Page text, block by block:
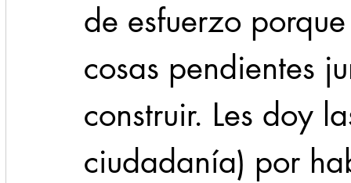
de esfuerzo
cosas pendientes
construir. Les doy
ciudadanía) por